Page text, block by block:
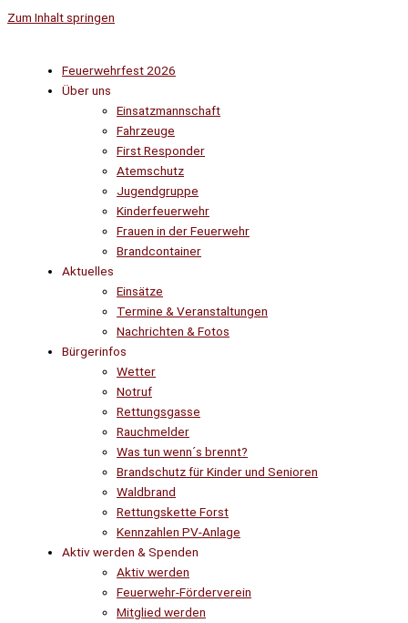
Zum Inhalt springen
Feuerwehrfest 2026
Über uns
Einsatzmannschaft
Fahrzeuge
First Responder
Atemschutz
Jugendgruppe
Kinderfeuerwehr
Frauen in der Feuerwehr
Brandcontainer
Aktuelles
Einsätze
Termine & Veranstaltungen
Nachrichten & Fotos
Bürgerinfos
Wetter
Notruf
Rettungsgasse
Rauchmelder
Was tun wenn´s brennt?
Brandschutz für Kinder und Senioren
Waldbrand
Rettungskette Forst
Kennzahlen PV-Anlage
Aktiv werden & Spenden
Aktiv werden
Feuerwehr-Förderverein
Mitglied werden